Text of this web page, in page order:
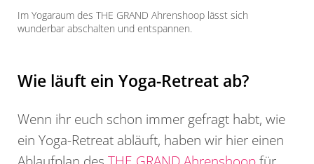
Im Yogaraum des THE GRAND Ahrenshoop lässt sich
wunderbar abschalten und entspannen.
Wie läuft ein Yoga-Retreat ab?
Wenn ihr euch schon immer gefragt habt, wie
ein Yoga-Retreat abläuft, haben wir hier einen